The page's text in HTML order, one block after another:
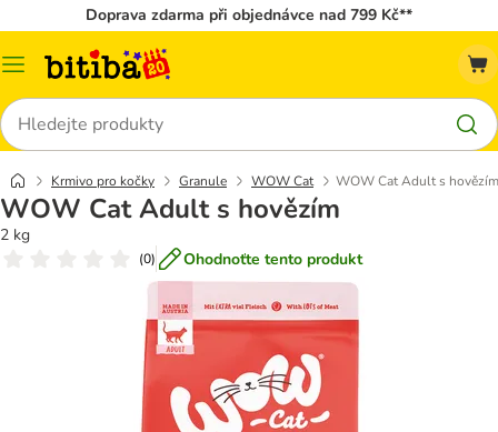
Doprava zdarma při objednávce nad 799 Kč**
Kategorie
Hledat
Krmivo pro kočky Granule WOW Cat WOW Cat Adult s hovězím
WOW Cat Adult s hovězím
2 kg
(0) Ohodnoťte tento produkt